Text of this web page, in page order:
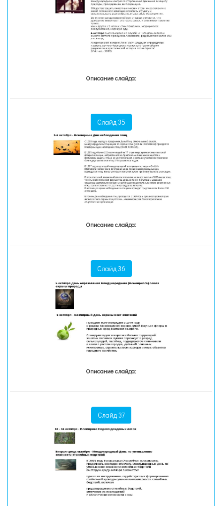
Описание слайда:
Слайд 35
Описание слайда:
Слайд 36
Описание слайда:
Слайд 37